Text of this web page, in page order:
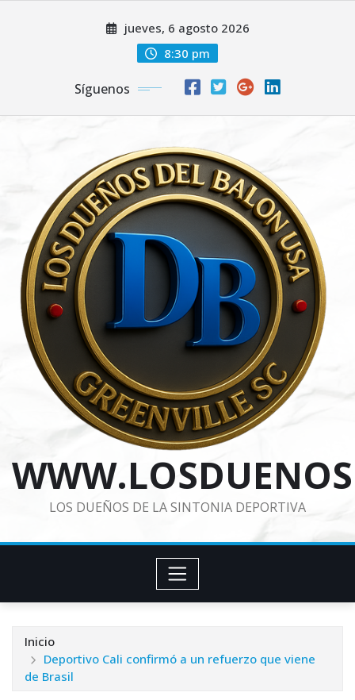
jueves, 6 agosto 2026
8:30 pm
Síguenos
LOS DUEÑOS DE LA SINTONIA DEPORTIVA
Inicio
Deportivo Cali confirmó a un refuerzo que viene
de Brasil